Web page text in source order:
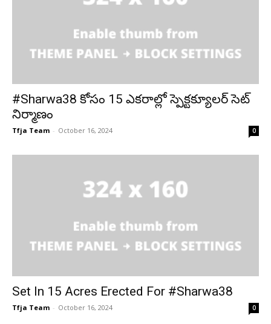
#Sharwa38 కోసం 15 ఎకరాల్లో స్పెక్టక్యూలర్ సెట్‌
నిర్మాణం
Tfja Team - October 16, 2024 0
Set In 15 Acres Erected For #Sharwa38
Tfja Team - October 16, 2024 0